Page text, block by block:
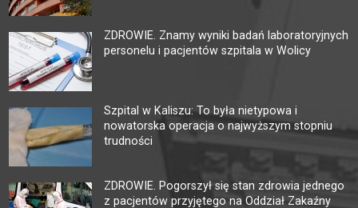
ZDROWIE. Znamy wyniki badań laboratoryjnych
personelu i pacjentów szpitala w Wolicy
Szpital w Kaliszu: To była nietypowa i
nowatorska operacja o najwyższym stopniu
trudności
ZDROWIE. Pogorszył się stan zdrowia jednego
z pacjentów przyjętego na Oddział Zakaźny